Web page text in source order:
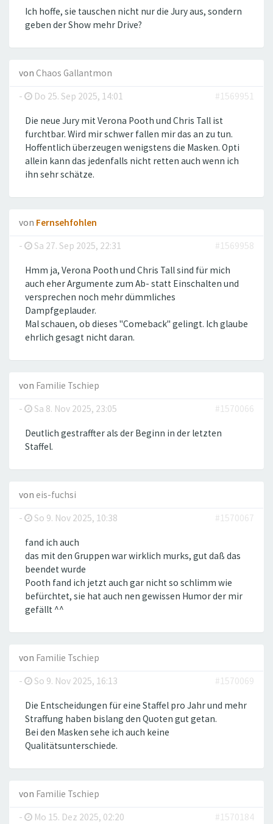
Ich hoffe, sie tauschen nicht nur die Jury aus, sondern
geben der Show mehr Drive?
von Chaos Gallantmon
-
Do 25. Sep 2025, 14:01 #1569951
Die neue Jury mit Verona Pooth und Chris Tall ist
furchtbar. Wird mir schwer fallen mir das an zu tun.
Hoffentlich überzeugen wenigstens die Masken. Opti
allein kann das jedenfalls nicht retten auch wenn ich
ihn sehr schätze.
von Fernsehfohlen
-
Sa 27. Sep 2025, 22:31 #1569958
Hmm ja, Verona Pooth und Chris Tall sind für mich
auch eher Argumente zum Ab- statt Einschalten und
versprechen noch mehr dümmliches
Dampfgeplauder.
Mal schauen, ob dieses "Comeback" gelingt. Ich glaube
ehrlich gesagt nicht daran.
von Familie Tschiep
-
Sa 8. Nov 2025, 23:05 #1570066
Deutlich gestraffter als der Beginn in der letzten
Staffel.
von eis-fuchsi
-
So 9. Nov 2025, 10:38 #1570067
fand ich auch
das mit den Gruppen war wirklich murks, gut daß das
beendet wurde
Pooth fand ich jetzt auch gar nicht so schlimm wie
befürchtet, sie hat auch nen gewissen Humor der mir
gefällt ^^
von Familie Tschiep
-
So 9. Nov 2025, 16:13 #1570069
Die Entscheidungen für eine Staffel pro Jahr und mehr
Straffung haben bislang den Quoten gut getan.
Bei den Masken sehe ich auch keine
Qualitätsunterschiede.
von Familie Tschiep
-
Mo 15. Dez 2025, 02:20 #1570184